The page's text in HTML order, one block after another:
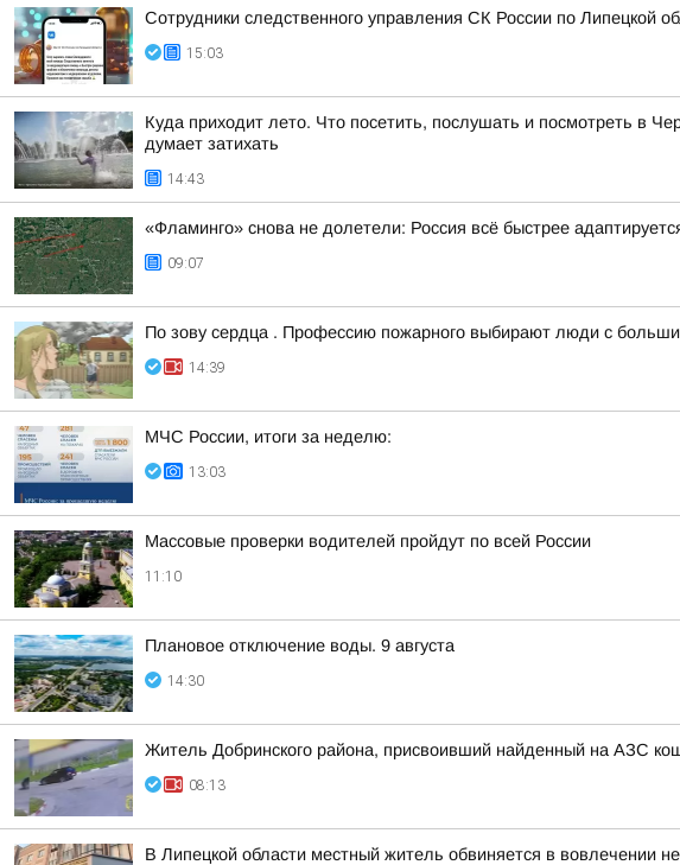
Сотрудники следственного управления СК России по Липецкой
15:03
Куда приходит лето. Что посетить, послушать и посмотреть в
думает затихать
14:43
«Фламинго» снова не долетели: Россия всё быстрее
09:07
По зову сердца . Профессию пожарного выбирают люди с
14:39
МЧС России, итоги за неделю:
13:03
Массовые проверки водителей пройдут по всей России
11:10
Плановое отключение воды. 9 августа
14:30
Житель Добринского района, присвоивший найденный на АЗС
08:13
В Липецкой области местный житель обвиняется в вовлечении